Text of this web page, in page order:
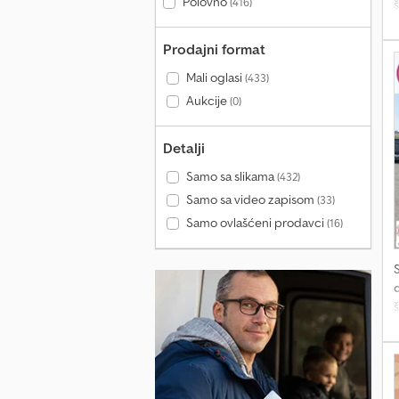
Prodajni format
Mali oglasi(433)
Aukcije(0)
Detalji
Samo sa slikama(432)
Samo sa video zapisom (33)
Samo ovlašćeni prodavci(16)